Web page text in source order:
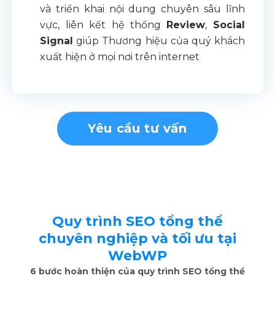
và triển khai nội dung chuyên sâu lĩnh
vực, liên kết hệ thống
Review, Social
Signal giúp Thương hiệu của quý khách
xuất hiện ở mọi nơi trên internet
Yêu cầu tư vấn
Quy trình SEO tổng thể
chuyên nghiệp và tối ưu tại
WebWP
6 bước hoàn thiện của quy trình SEO tổng thể